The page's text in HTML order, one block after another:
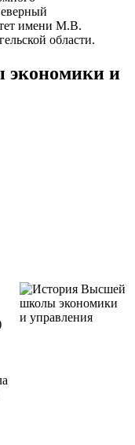
имени М.В.
области.
и